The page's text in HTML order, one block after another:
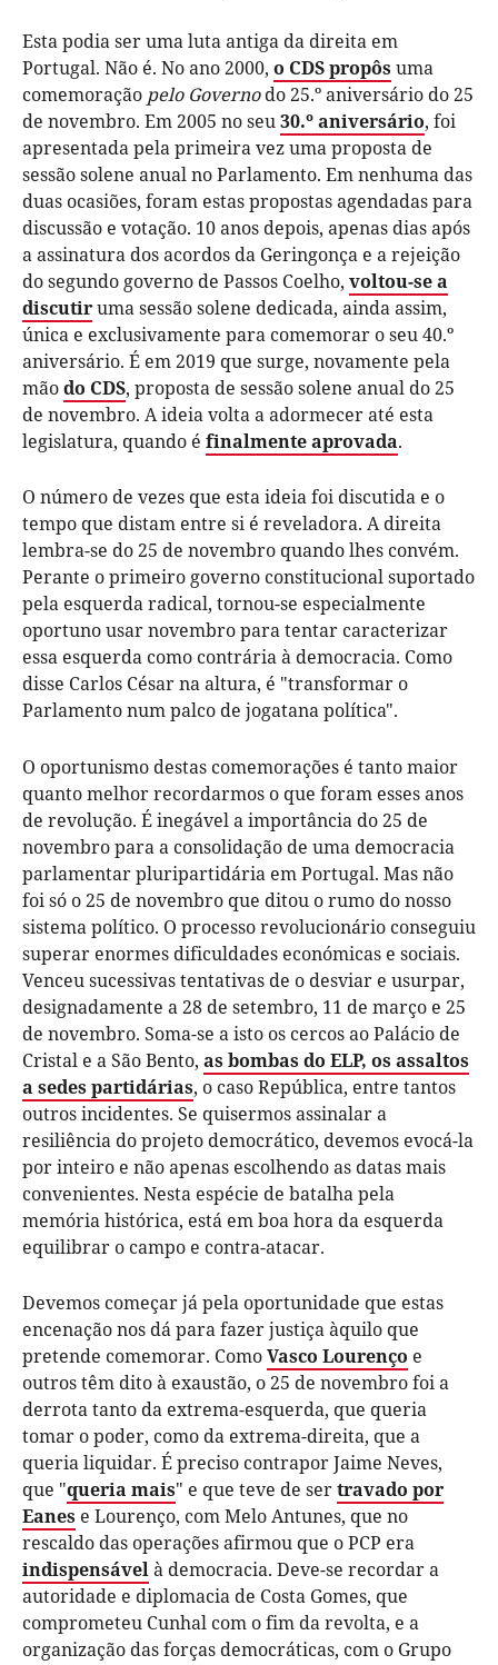
Esta podia ser uma luta antiga da direita em
Portugal. Não é. No ano 2000, o CDS propôs uma
comemoração pelo Governodo 25.º aniversário do 25
de novembro. Em 2005 no seu30.º aniversário, foi
apresentada pela primeira vez uma proposta de
sessão solene anual no Parlamento. Em nenhuma das
duas ocasiões, foram estas propostas agendadas para
discussão e votação. 10 anos depois, apenas dias após
a assinatura dos acordos da Geringonça e a rejeição
do segundo governo de Passos Coelho, voltou-se a
discutiruma sessão solene dedicada, ainda assim,
única e exclusivamente para comemorar o seu 40.º
aniversário. É em 2019 que surge, novamente pela
mãodo CDS, proposta de sessão solene anual do 25
de novembro. A ideia volta a adormecer até esta
legislatura, quando é finalmente aprovada.
O número de vezes que esta ideia foi discutida e o
tempo que distam entre si é reveladora. A direita
lembra-se do 25 de novembro quando lhes convém.
Perante o primeiro governo constitucional suportado
pela esquerda radical, tornou-se especialmente
oportuno usar novembro para tentar caracterizar
essa esquerda como contrária à democracia. Como
disse Carlos César na altura, é "transformar o
Parlamento num palco de jogatana política".
O oportunismo destas comemorações é tanto maior
quanto melhor recordarmos o que foram esses anos
de revolução. É inegável a importância do 25 de
novembro para a consolidação de uma democracia
parlamentar pluripartidária em Portugal. Mas não
foi só o 25 de novembro que ditou o rumo do nosso
sistema político. O processo revolucionário conseguiu
superar enormes dificuldades económicas e sociais.
Venceu sucessivas tentativas de o desviar e usurpar,
designadamente a 28 de setembro, 11 de março e 25
de novembro. Soma-se a isto os cercos ao Palácio de
Cristal e a São Bento, as bombas do ELP, os assaltos
a sedes partidárias, o caso República, entre tantos
outros incidentes. Se quisermos assinalar a
resiliência do projeto democrático, devemos evocá-la
por inteiro e não apenas escolhendo as datas mais
convenientes. Nesta espécie de batalha pela
memória histórica, está em boa hora da esquerda
equilibrar o campo e contra-atacar.
Devemos começar já pela oportunidade que estas
encenação nos dá para fazer justiça àquilo que
pretende comemorar. ComoVasco Lourenço e
outros têm dito à exaustão, o 25 de novembro foi a
derrota tanto da extrema-esquerda, que queria
tomar o poder, como da extrema-direita, que a
queria liquidar. É preciso contrapor Jaime Neves,
que "queria mais" e que teve de sertravado por
Eanes e Lourenço, com Melo Antunes, que no
rescaldo das operações afirmou que o PCP era
indispensávelà democracia. Deve-se recordar a
autoridade e diplomacia de Costa Gomes, que
comprometeu Cunhal com o fim da revolta, e a
organização das forças democráticas, com o Grupo